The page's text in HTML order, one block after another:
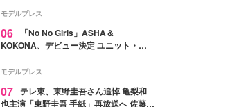
徴する“謎のキーワード”も
モデルプレス
06
「No No Girls」ASHA＆
KOKONA、デビュー決定 ユニット・
リリースへ
モデルプレス
07 テレ東、東野圭吾さん追悼 亀梨和
也主演「東野圭吾 手紙」再放送へ 佐藤隆